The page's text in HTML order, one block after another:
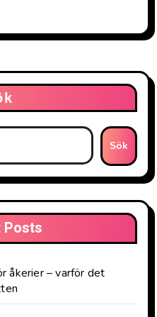
Sök
Posts
åkerier – varför det